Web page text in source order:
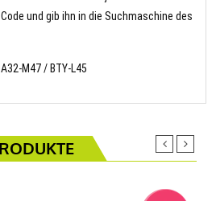
und gib ihn in die Suchmaschine des
M47 / BTY-L45